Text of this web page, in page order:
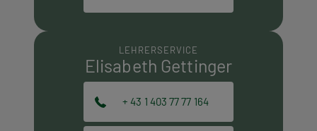
LEHRERSERVICE
Elisabeth Gettinger
+ 43 1 403 77 77 164